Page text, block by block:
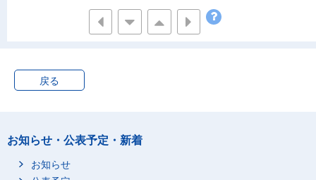
戻る
お知らせ・公表予定・新着
お知らせ